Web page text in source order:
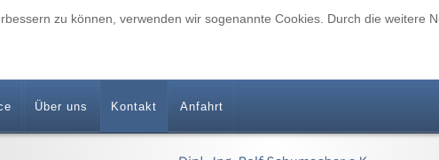
zu können, verwenden wir sogenannte Cookies. Durch die weitere
Über uns Kontakt Anfahrt